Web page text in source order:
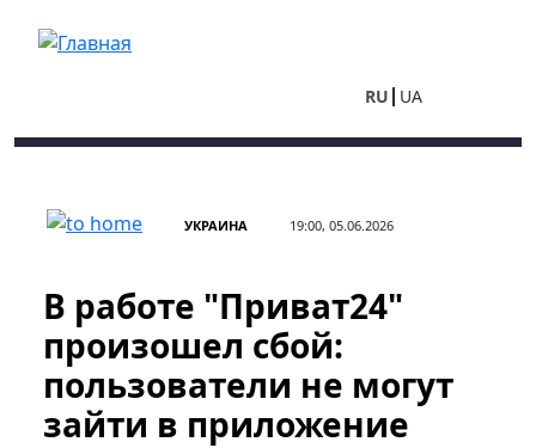
RU UA
УКРАИНА 19:00, 05.06.2026
В работе "Приват24"
произошел сбой:
пользователи не могут
зайти в приложение